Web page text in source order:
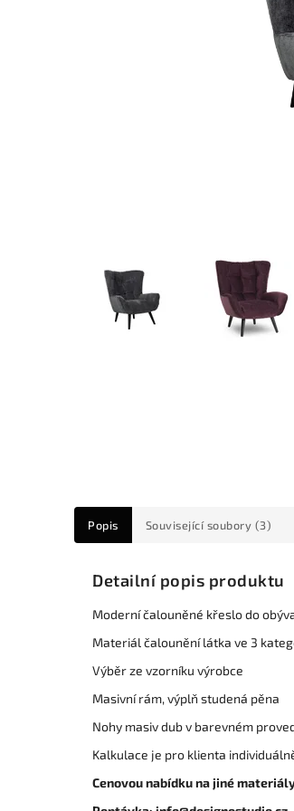
Popis Související soubory (3)
Detailní popis produktu
Moderní čalouněné křeslo do
Materiál čalounění látka ve 3
Výběr ze vzorníku výrobce
Masivní rám, výplň studená pěna
Nohy masiv dub v barevném
Kalkulace je pro klienta
Cenovou nabídku na jiné